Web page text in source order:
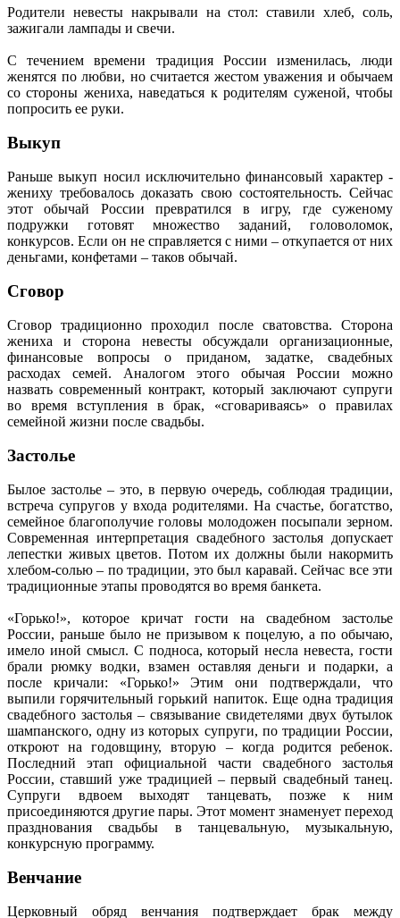
Родители невесты накрывали на стол: ставили хлеб, соль,
зажигали лампады и свечи.
С течением времени традиция России изменилась, люди
женятся по любви, но считается жестом уважения и обычаем
со стороны жениха, наведаться к родителям суженой, чтобы
попросить ее руки.
Выкуп
Раньше выкуп носил исключительно финансовый характер -
жениху требовалось доказать свою состоятельность. Сейчас
этот обычай России превратился в игру, где суженому
подружки готовят множество заданий, головоломок,
конкурсов. Если он не справляется с ними – откупается от них
деньгами, конфетами – таков обычай.
Сговор
Сговор традиционно проходил после сватовства. Сторона
жениха и сторона невесты обсуждали организационные,
финансовые вопросы о приданом, задатке, свадебных
расходах семей. Аналогом этого обычая России можно
назвать современный контракт, который заключают супруги
во время вступления в брак, «сговариваясь» о правилах
семейной жизни после свадьбы.
Застолье
Былое застолье – это, в первую очередь, соблюдая традиции,
встреча супругов у входа родителями. На счастье, богатство,
семейное благополучие головы молодожен посыпали зерном.
Современная интерпретация свадебного застолья допускает
лепестки живых цветов. Потом их должны были накормить
хлебом-солью – по традиции, это был каравай. Сейчас все эти
традиционные этапы проводятся во время банкета.
«Горько!», которое кричат гости на свадебном застолье
России, раньше было не призывом к поцелую, а по обычаю,
имело иной смысл. С подноса, который несла невеста, гости
брали рюмку водки, взамен оставляя деньги и подарки, а
после кричали: «Горько!» Этим они подтверждали, что
выпили горячительный горький напиток. Еще одна традиция
свадебного застолья – связывание свидетелями двух бутылок
шампанского, одну из которых супруги, по традиции России,
откроют на годовщину, вторую – когда родится ребенок.
Последний этап официальной части свадебного застолья
России, ставший уже традицией – первый свадебный танец.
Супруги вдвоем выходят танцевать, позже к ним
присоединяются другие пары. Этот момент знаменует переход
празднования свадьбы в танцевальную, музыкальную,
конкурсную программу.
Венчание
Церковный обряд венчания подтверждает брак между